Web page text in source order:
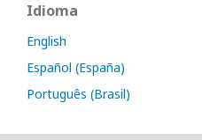
Idioma
English
Español (España)
Português (Brasil)